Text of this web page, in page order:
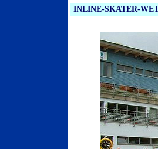
INLINE-SKATER-